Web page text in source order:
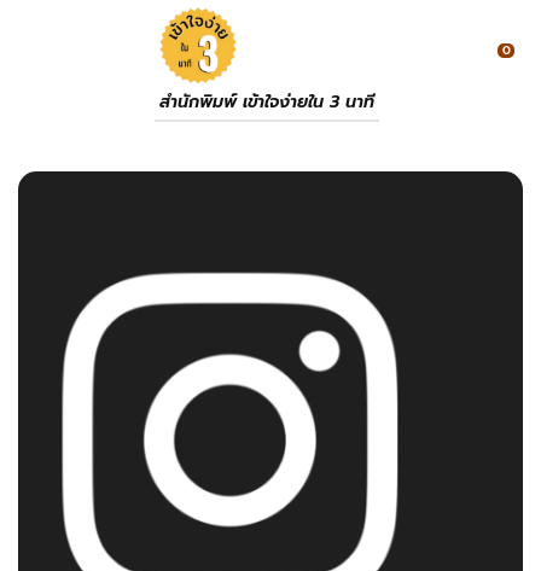
สำนักพิมพ์ เข้าใจง่ายใน 3 นาที
0